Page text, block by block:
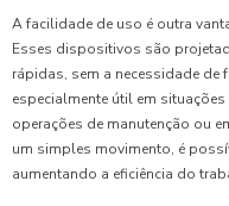
A facilidade de uso é outra
Esses dispositivos são
rápidas, sem a necessidade de
especialmente útil em
operações de manutenção ou
um simples movimento, é
aumentando a eficiência do